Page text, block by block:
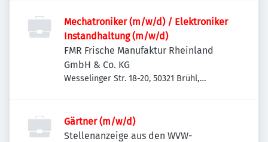
Mechatroniker (m/w/d) / Elektroniker
Instandhaltung (m/w/d)
FMR Frische Manufaktur Rheinland
GmbH & Co. KG
Wesselinger Str. 18-20, 50321 Brühl,
Gärtner (m/w/d)
Stellenanzeige aus den WVW-